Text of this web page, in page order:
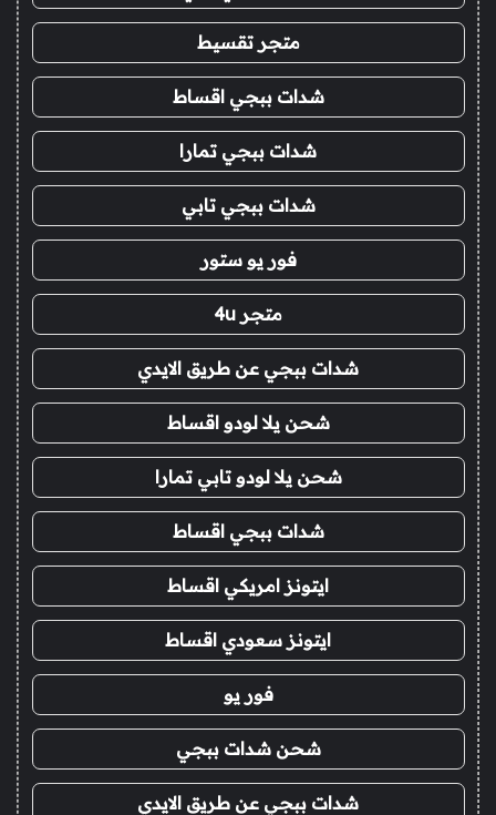
متجر تقسيط
شدات ببجي اقساط
شدات ببجي تمارا
شدات ببجي تابي
فور يو ستور
متجر 4u
شدات ببجي عن طريق الايدي
شحن يلا لودو اقساط
شحن يلا لودو تابي تمارا
شدات ببجي اقساط
ايتونز امريكي اقساط
ايتونز سعودي اقساط
فور يو
شحن شدات ببجي
شدات ببجي عن طريق الايدي